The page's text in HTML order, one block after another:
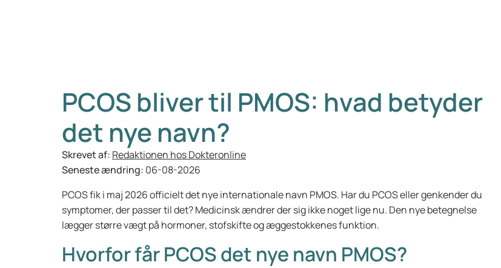
PCOS bliver til PMOS: hvad betyder
det nye navn?
Skrevet af: Redaktionen hos Dokteronline
Seneste ændring: 06-08-2026
PCOS fik i maj 2026 officielt det nye internationale navn PMOS. Har du PCOS eller genkender du
symptomer, der passer til det? Medicinsk ændrer der sig ikke noget lige nu. Den nye betegnelse
lægger større vægt på hormoner, stofskifte og æggestokkenes funktion.
Hvorfor får PCOS det nye navn PMOS?